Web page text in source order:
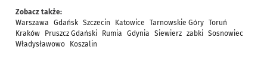
Zobacz także:
Warszawa
Gdańsk Szczecin Katowice Tarnowskie Góry Toruń
Kraków
Pruszcz Gdański Rumia Gdynia Siewierz zabki Sosnowiec
Władysławowo
Koszalin